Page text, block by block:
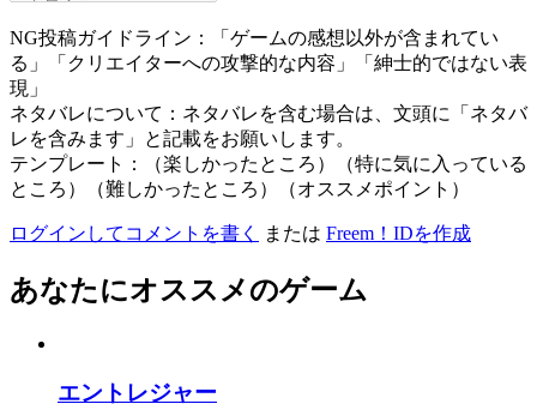
NG投稿ガイドライン：「ゲームの感想以外が含まれてい
る」「クリエイターへの攻撃的な内容」「紳士的ではない表
現」
ネタバレについて：ネタバレを含む場合は、文頭に「ネタバ
レを含みます」と記載をお願いします。
テンプレート：（楽しかったところ）（特に気に入っている
ところ）（難しかったところ）（オススメポイント）
ログインしてコメントを書く または Freem！IDを作成
あなたにオススメのゲーム
エントレジャー